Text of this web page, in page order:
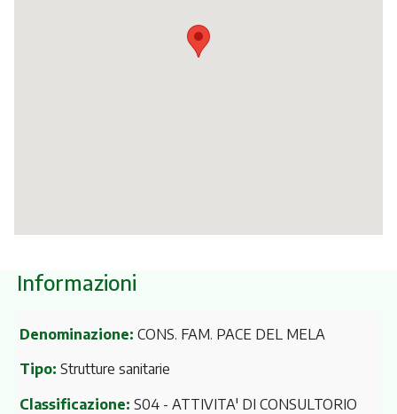
Informazioni
Denominazione: CONS. FAM. PACE DEL MELA
Tipo: Strutture sanitarie
Classificazione: S04 - ATTIVITA' DI CONSULTORIO